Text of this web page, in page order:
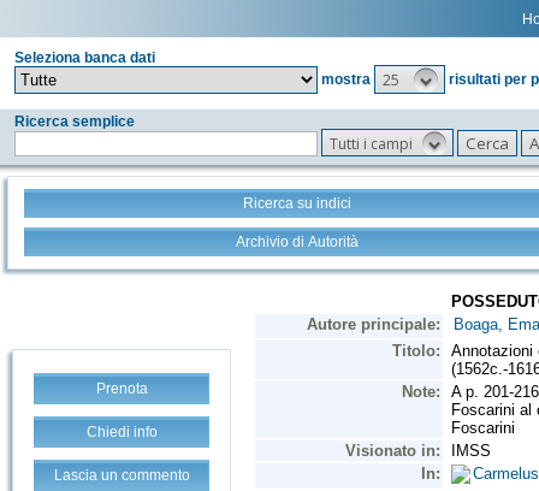
Seleziona banca dati
mostra
25 risultati per
Ricerca semplice
Tutti i campi
Ricerca su indici
Archivio di Autorità
Prenota
Chiedi info
Lascia un commento